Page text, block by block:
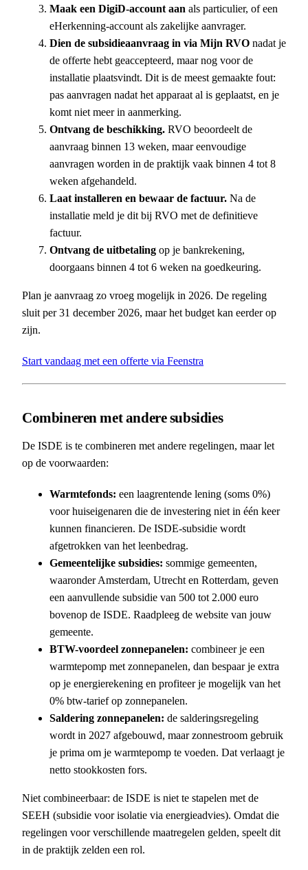
Maak een DigiD-account aan als particulier, of een
eHerkenning-account als zakelijke aanvrager.
Dien de subsidieaanvraag in via Mijn RVO nadat je
de offerte hebt geaccepteerd, maar nog voor de
installatie plaatsvindt. Dit is de meest gemaakte fout:
pas aanvragen nadat het apparaat al is geplaatst, en je
komt niet meer in aanmerking.
Ontvang de beschikking. RVO beoordeelt de
aanvraag binnen 13 weken, maar eenvoudige
aanvragen worden in de praktijk vaak binnen 4 tot 8
weken afgehandeld.
Laat installeren en bewaar de factuur. Na de
installatie meld je dit bij RVO met de definitieve
factuur.
Ontvang de uitbetaling op je bankrekening,
doorgaans binnen 4 tot 6 weken na goedkeuring.
Plan je aanvraag zo vroeg mogelijk in 2026. De regeling
sluit per 31 december 2026, maar het budget kan eerder op
zijn.
Start vandaag met een offerte via Feenstra
Combineren met andere subsidies
De ISDE is te combineren met andere regelingen, maar let
op de voorwaarden:
Warmtefonds: een laagrentende lening (soms 0%)
voor huiseigenaren die de investering niet in één keer
kunnen financieren. De ISDE-subsidie wordt
afgetrokken van het leenbedrag.
Gemeentelijke subsidies: sommige gemeenten,
waaronder Amsterdam, Utrecht en Rotterdam, geven
een aanvullende subsidie van 500 tot 2.000 euro
bovenop de ISDE. Raadpleeg de website van jouw
gemeente.
BTW-voordeel zonnepanelen: combineer je een
warmtepomp met zonnepanelen, dan bespaar je extra
op je energierekening en profiteer je mogelijk van het
0% btw-tarief op zonnepanelen.
Saldering zonnepanelen: de salderingsregeling
wordt in 2027 afgebouwd, maar zonnestroom gebruik
je prima om je warmtepomp te voeden. Dat verlaagt je
netto stookkosten fors.
Niet combineerbaar: de ISDE is niet te stapelen met de
SEEH (subsidie voor isolatie via energieadvies). Omdat die
regelingen voor verschillende maatregelen gelden, speelt dit
in de praktijk zelden een rol.